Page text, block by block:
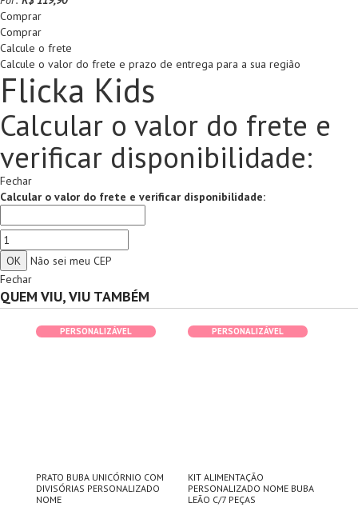
Comprar
Comprar
Calcule o frete
Calcule o valor do frete e prazo de entrega para a sua região
Flicka Kids
Calcular o valor do frete e
verificar disponibilidade:
Fechar
Calcular o valor do frete e verificar disponibilidade:
Não sei meu CEP
Fechar
QUEM VIU, VIU TAMBÉM
PERSONALIZÁVEL
PRATO BUBA UNICÓRNIO COM
DIVISÓRIAS PERSONALIZADO
NOME
PERSONALIZÁVEL
KIT ALIMENTAÇÃO
PERSONALIZADO NOME BUBA
LEÃO C/7 PEÇAS